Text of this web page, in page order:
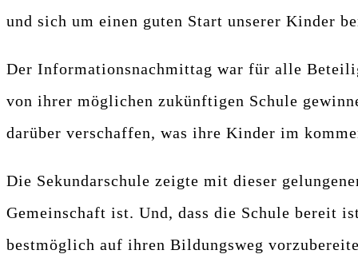
und sich um einen guten Start unserer Kinder
Der Informationsnachmittag war für alle
von ihrer möglichen zukünftigen Schule
darüber verschaffen, was ihre Kinder im
Die Sekundarschule zeigte mit dieser
Gemeinschaft ist. Und, dass die Schule bereit
bestmöglich auf ihren Bildungsweg